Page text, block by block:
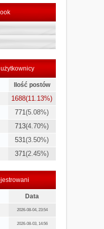
Ilość postów
1688(11.13%)
771(5.08%)
713(4.70%)
531(3.50%)
371(2.45%)
Data
2026-08-04, 23:54
2026-08-03, 14:56